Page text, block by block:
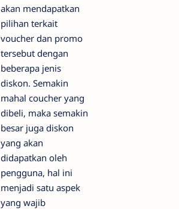
akan mendapatkan
pilihan terkait
voucher dan promo
tersebut dengan
beberapa jenis
diskon. Semakin
mahal coucher yang
dibeli, maka semakin
besar juga diskon
yang akan
didapatkan oleh
pengguna, hal ini
menjadi satu aspek
yang wajib